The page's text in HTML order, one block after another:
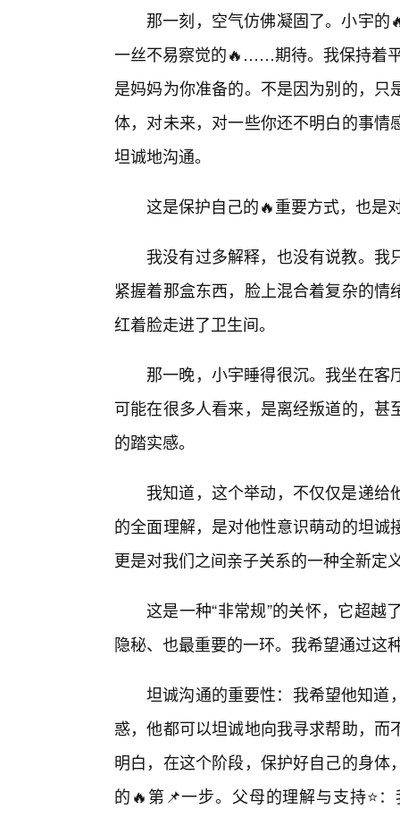
那一刻，空气仿佛凝固了。小宇
一丝不易察觉的🔥……期待。我保持着
是妈妈为你准备的。不是因为别的，
体，对未来，对一些你还不明白的事
坦诚地沟通。
这是保护自己的🔥重要方式，也是
我没有过多解释，也没有说教。
紧握着那盒东西，脸上混合着复杂的
红着脸走进了卫生间。
那一晚，小宇睡得很沉。我坐在
可能在很多人看来，是离经叛道的，
的踏实感。
我知道，这个举动，不仅仅是递
的全面理解，是对他性意识萌动的坦
更是对我们之间亲子关系的一种全新定
这是一种“非常规”的关怀，它超
隐秘、也最重要的一环。我希望通过这
坦诚沟通的重要性：我希望他知道
惑，他都可以坦诚地向我寻求帮助，
明白，在这个阶段，保护好自己的身
的🔥第📌一步。父母的理解与支持⭐